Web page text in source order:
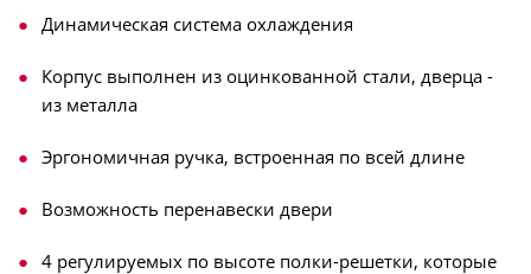
Динамическая система охлаждения
Корпус выполнен из оцинкованной стали, дверца -
из металла
Эргономичная ручка, встроенная по всей длине
Возможность перенавески двери
4 регулируемых по высоте полки-решетки, которые